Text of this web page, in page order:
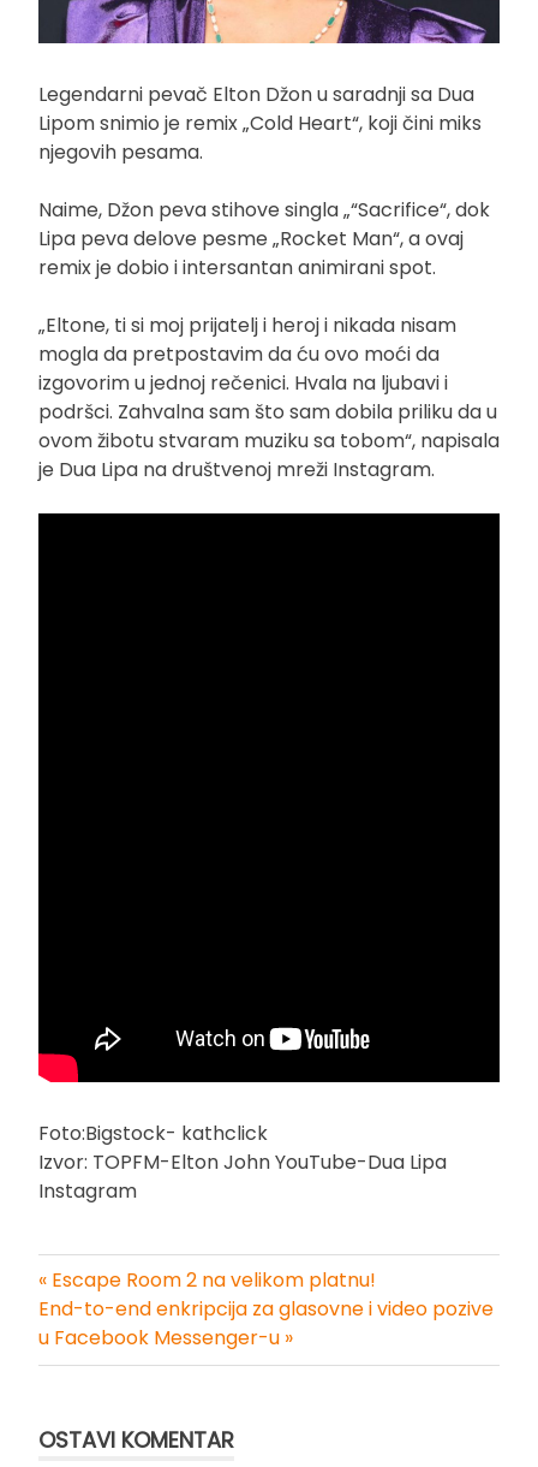
Legendarni pevač Elton Džon u saradnji sa Dua
Lipom snimio je remix „Cold Heart“, koji čini miks
njegovih pesama.
Naime, Džon peva stihove singla „“Sacrifice“, dok
Lipa peva delove pesme „Rocket Man“, a ovaj
remix je dobio i intersantan animirani spot.
„Eltone, ti si moj prijatelj i heroj i nikada nisam
mogla da pretpostavim da ću ovo moći da
izgovorim u jednoj rečenici. Hvala na ljubavi i
podršci. Zahvalna sam što sam dobila priliku da u
ovom žibotu stvaram muziku sa tobom“, napisala
je Dua Lipa na društvenoj mreži Instagram.
Foto:Bigstock- kathclick
Izvor: TOPFM-Elton John YouTube-Dua Lipa
Instagram
Kretanje
članka
« Escape Room 2 na velikom platnu!
End-to-end enkripcija za glasovne i video pozive
u Facebook Messenger-u »
OSTAVI KOMENTAR